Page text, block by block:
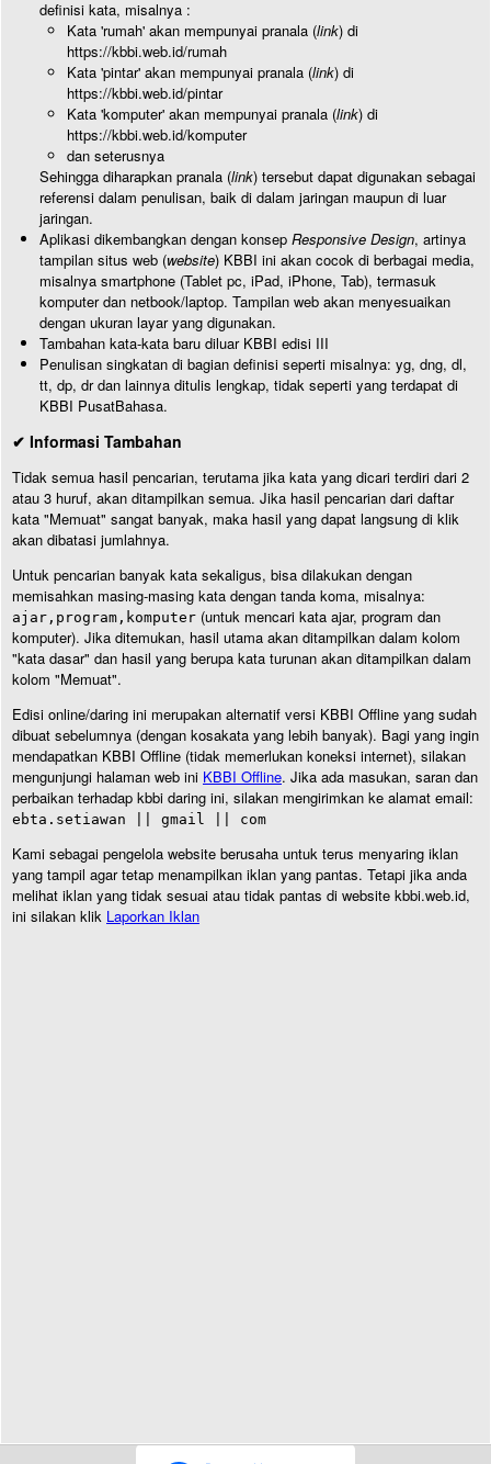
definisi kata, misalnya :
Kata 'rumah' akan mempunyai pranala (link) di
https://kbbi.web.id/rumah
Kata 'pintar' akan mempunyai pranala (link) di
https://kbbi.web.id/pintar
Kata 'komputer' akan mempunyai pranala (link) di
https://kbbi.web.id/komputer
dan seterusnya
Sehingga diharapkan pranala (link) tersebut dapat digunakan sebagai
referensi dalam penulisan, baik di dalam jaringan maupun di luar
jaringan.
Aplikasi dikembangkan dengan konsep Responsive Design, artinya
tampilan situs web (website) KBBI ini akan cocok di berbagai media,
misalnya smartphone (Tablet pc, iPad, iPhone, Tab), termasuk
komputer dan netbook/laptop. Tampilan web akan menyesuaikan
dengan ukuran layar yang digunakan.
Tambahan kata-kata baru diluar KBBI edisi III
Penulisan singkatan di bagian definisi seperti misalnya: yg, dng, dl,
tt, dp, dr dan lainnya ditulis lengkap, tidak seperti yang terdapat di
KBBI PusatBahasa.
✔ Informasi Tambahan
Tidak semua hasil pencarian, terutama jika kata yang dicari terdiri dari 2
atau 3 huruf, akan ditampilkan semua. Jika hasil pencarian dari daftar
kata "Memuat" sangat banyak, maka hasil yang dapat langsung di klik
akan dibatasi jumlahnya.
Untuk pencarian banyak kata sekaligus, bisa dilakukan dengan
memisahkan masing-masing kata dengan tanda koma, misalnya:
ajar,program,komputer (untuk mencari kata ajar, program dan
komputer). Jika ditemukan, hasil utama akan ditampilkan dalam kolom
"kata dasar" dan hasil yang berupa kata turunan akan ditampilkan dalam
kolom "Memuat".
Edisi online/daring ini merupakan alternatif versi KBBI Offline yang sudah
dibuat sebelumnya (dengan kosakata yang lebih banyak). Bagi yang ingin
mendapatkan KBBI Offline (tidak memerlukan koneksi internet), silakan
mengunjungi halaman web ini KBBI Offline. Jika ada masukan, saran dan
perbaikan terhadap kbbi daring ini, silakan mengirimkan ke alamat email:
ebta.setiawan || gmail || com
Kami sebagai pengelola website berusaha untuk terus menyaring iklan
yang tampil agar tetap menampilkan iklan yang pantas. Tetapi jika anda
melihat iklan yang tidak sesuai atau tidak pantas di website kbbi.web.id,
ini silakan klik Laporkan Iklan